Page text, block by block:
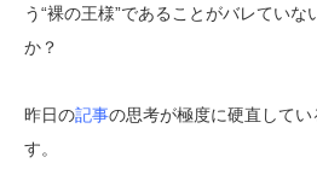
う“裸の王様”であることがバレていな
か？
昨日の記事の思考が極度に硬直して
す。